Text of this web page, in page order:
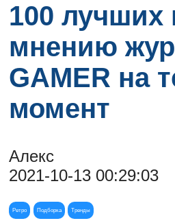
100 лучших
мнению
GAMER на
момент
Алекс
2021-10-13 00:29:03
Ретро Подборка Тренды